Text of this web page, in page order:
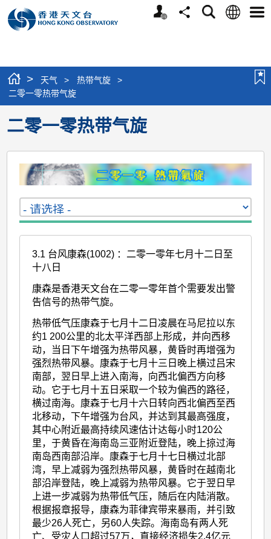
个
分
搜
语
选
> 天气 > 热带气旋
>
二零一零热带气旋
二零一零热带气旋
3.1 台风康森(1002) ：二零一零年七月十二日至
十八日
康森是香港天文台在二零一零年首个需要发出警
告信号的热带气旋。
热带低气压康森于七月十二日凌晨在马尼拉以东
约1 200公里的北太平洋西部上形成，并向西移
动，当日下午增强为热带风暴，黄昏时再增强为
强烈热带风暴。康森于七月十三日晚上横过吕宋
南部，翌日早上进入南海，向西北偏西方向移
动。它于七月十五日采取一个较为偏西的路径，
横过南海。康森于七月十六日转向西北偏西至西
北移动，下午增强为台风，并达到其最高强度，
其中心附近最高持续风速估计达每小时120公
里，于黄昏在海南岛三亚附近登陆，晚上掠过海
南岛西南部沿岸。康森于七月十七日横过北部
湾，早上减弱为强烈热带风暴，黄昏时在越南北
部沿岸登陆，晚上减弱为热带风暴。它于翌日早
上进一步减弱为热带低气压，随后在内陆消散。
根据报章报导，康森为菲律宾带来暴雨，并引致
最少26人死亡，另60人失踪。海南岛有两人死
亡、受灾人口超过57万，直接经济损失2.4亿元